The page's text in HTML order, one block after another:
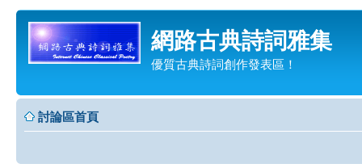
網路古典詩詞雅集
優質古典詩詞創作發表區！
討論區首頁